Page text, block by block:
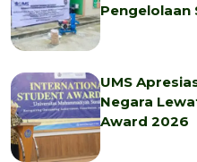
Pengelolaan
UMS
Negara
Award 2026